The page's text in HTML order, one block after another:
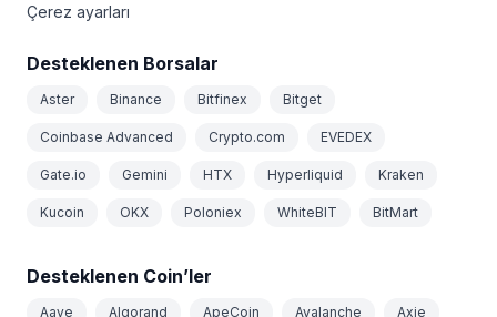
Çerez ayarları
Desteklenen Borsalar
Aster Binance Bitfinex Bitget
Coinbase Advanced Crypto.com EVEDEX
Gate.io Gemini HTX Hyperliquid Kraken
Kucoin OKX Poloniex WhiteBIT BitMart
Desteklenen Coin’ler
Aave Algorand ApeCoin Avalanche Axie